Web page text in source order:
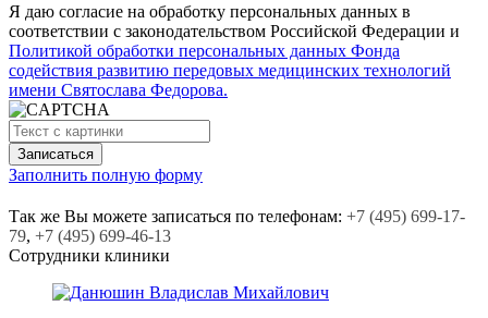
Я даю согласие на обработку персональных данных в
соответствии с законодательством Российской Федерации и
Политикой обработки персональных данных Фонда
содействия развитию передовых медицинских технологий
имени Святослава Федорова.
Заполнить полную форму
Так же Вы можете записаться по телефонам: +7 (495) 699-17-
79, +7 (495) 699-46-13
Сотрудники клиники